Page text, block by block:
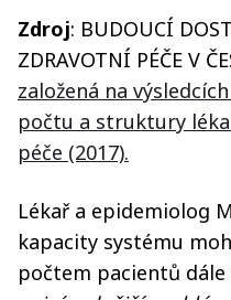
Zdroj: BUDOUCÍ
ZDRAVOTNÍ PÉČE V
založená na
počtu a struktury
péče (2017).
Lékař a epidemiolog
kapacity systému
počtem pacientů dále